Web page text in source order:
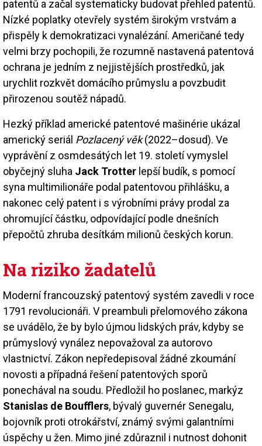
patentů a začal systematicky budovat přehled patentů.
Nízké poplatky otevřely systém širokým vrstvám a
přispěly k demokratizaci vynalézání. Američané tedy
velmi brzy pochopili, že rozumně nastavená patentová
ochrana je jedním z nejjistějších prostředků, jak
urychlit rozkvět domácího průmyslu a povzbudit
přirozenou soutěž nápadů.
Hezký příklad americké patentové mašinérie ukázal
americký seriál Pozlacený věk(2022–dosud). Ve
vyprávění z osmdesátých let 19. století vymyslel
obyčejný sluha Jack Trotter lepší budík, s pomocí
syna multimilionáře podal patentovou přihlášku, a
nakonec celý patent i s výrobními právy prodal za
ohromující částku, odpovídající podle dnešních
přepočtů zhruba desítkám milionů českých korun.
Na riziko žadatelů
Moderní francouzský patentový systém zavedli v roce
1791 revolucionáři. V preambuli přelomového zákona
se uvádělo, že by bylo újmou lidských práv, kdyby se
průmyslový vynález nepovažoval za autorovo
vlastnictví. Zákon nepředepisoval žádné zkoumání
novosti a případná řešení patentových sporů
ponechával na soudu. Předložil ho poslanec, markýz
Stanislas de Boufflers, bývalý guvernér Senegalu,
bojovník proti otrokářství, známý svými galantními
úspěchy u žen. Mimo jiné zdůraznil i nutnost dohonit